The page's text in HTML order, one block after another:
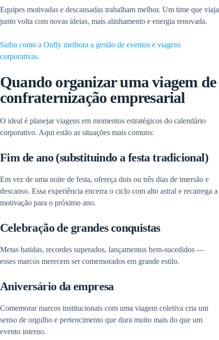
Equipes motivadas e descansadas trabalham melhor. Um time que viaja
junto volta com novas ideias, mais alinhamento e energia renovada.
Saiba como a Onfly melhora a gestão de eventos e viagens
corporativas.
Quando organizar uma viagem de
confraternização empresarial
O ideal é planejar viagens em momentos estratégicos do calendário
corporativo. Aqui estão as situações mais comuns:
Fim de ano (substituindo a festa tradicional)
Em vez de uma noite de festa, ofereça dois ou três dias de imersão e
descanso. Essa experiência encerra o ciclo com alto astral e recarrega a
motivação para o próximo ano.
Celebração de grandes conquistas
Metas batidas, recordes superados, lançamentos bem-sucedidos —
esses marcos merecem ser comemorados em grande estilo.
Aniversário da empresa
Comemorar marcos institucionais com uma viagem coletiva cria um
senso de orgulho e pertencimento que dura muito mais do que um
evento interno.